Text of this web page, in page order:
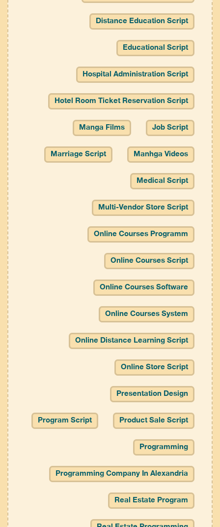
Distance Education Script
Educational Script
Hospital Administration Script
Hotel Room Ticket Reservation Script
Job Script
Manga Films
Manhga Videos
Marriage Script
Medical Script
Multi-Vendor Store Script
Online Courses Programm
Online Courses Script
Online Courses Software
Online Courses System
Online Distance Learning Script
Online Store Script
Presentation Design
Product Sale Script
Program Script
Programming
Programming Company In Alexandria
Real Estate Program